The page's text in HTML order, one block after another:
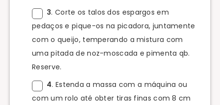
3. Corte os talos dos espargos em
pedaços e pique-os na picadora, juntamente
com o queijo, temperando a mistura com
uma pitada de noz-moscada e pimenta qb.
Reserve.
4. Estenda a massa com a máquina ou
com um rolo até obter tiras finas com 8 cm